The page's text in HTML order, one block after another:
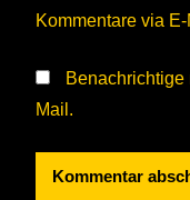
Kommentare via
Mail.